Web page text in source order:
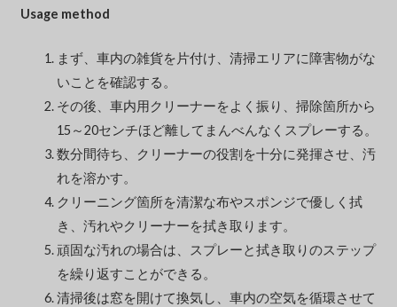
Usage method
まず、車内の雑貨を片付け、清掃エリアに障害物がな
いことを確認する。
その後、車内用クリーナーをよく振り、掃除箇所から
15～20センチほど離してまんべんなくスプレーする。
数分間待ち、クリーナーの役割を十分に発揮させ、汚
れを溶かす。
クリーニング箇所を清潔な布やスポンジで優しく拭
き、汚れやクリーナーを拭き取ります。
頑固な汚れの場合は、スプレーと拭き取りのステップ
を繰り返すことができる。
清掃後は窓を開けて換気し、車内の空気を循環させて